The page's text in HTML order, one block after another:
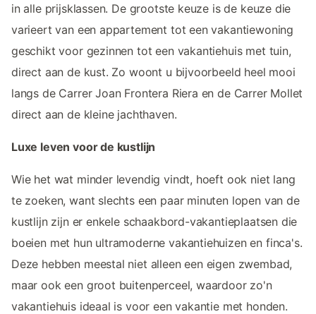
in alle prijsklassen. De grootste keuze is de keuze die
varieert van een appartement tot een vakantiewoning
geschikt voor gezinnen tot een vakantiehuis met tuin,
direct aan de kust. Zo woont u bijvoorbeeld heel mooi
langs de Carrer Joan Frontera Riera en de Carrer Mollet
direct aan de kleine jachthaven.
Luxe leven voor de kustlijn
Wie het wat minder levendig vindt, hoeft ook niet lang
te zoeken, want slechts een paar minuten lopen van de
kustlijn zijn er enkele schaakbord-vakantieplaatsen die
boeien met hun ultramoderne vakantiehuizen en finca's.
Deze hebben meestal niet alleen een eigen zwembad,
maar ook een groot buitenperceel, waardoor zo'n
vakantiehuis ideaal is voor een vakantie met honden.